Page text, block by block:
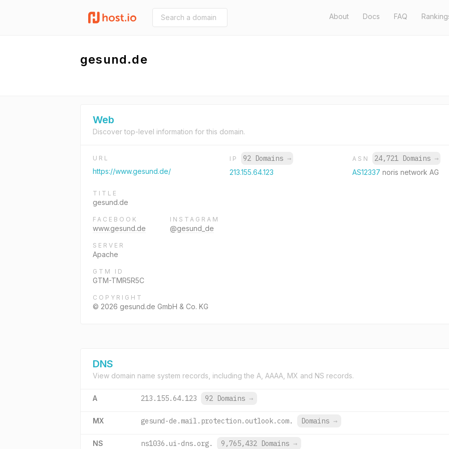
About Docs FAQ
gesund.de
Web
Discover top-level information for this domain.
URL
https://www.gesund.de/
IP 92 Domains →
213.155.64.123
ASN 24,721 Domains →
AS12337 noris network AG
TITLE
gesund.de
FACEBOOK
www.gesund.de
INSTAGRAM
@gesund_de
SERVER
Apache
GTM ID
GTM-TMR5R5C
COPYRIGHT
© 2026 gesund.de GmbH & Co. KG
DNS
View domain name system records, including the A, AAAA, MX and NS records.
A 213.155.64.123 92 Domains →
MX gesund-de.mail.protection.outlook.com. Domains →
NS ns1036.ui-dns.org. 9,765,432 Domains →